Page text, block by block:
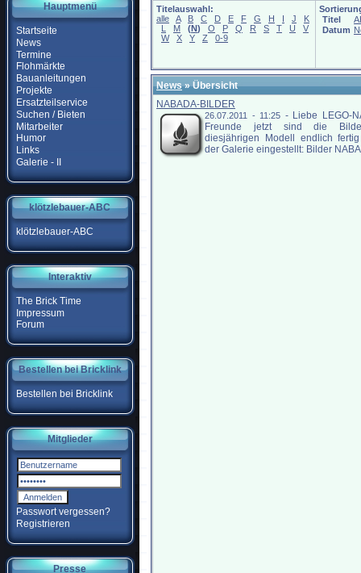
Hauptmenü
Startseite
News
Termine
Flohmärkte
Bauanleitungen
Projekte
Ersatzteilservice
Suchen / Bieten
Mitarbeiter
Humor
Links
Galerie - II
klötzlebauer-ABC
klötzlebauer-ABC
Interaktiv
The Brick Time
Impressum
Forum
Bestellen bei Bricklink
Bestellen bei Bricklink
Mitglieder
Passwort vergessen?
Registrieren
Presse
Titelauswahl:
alle
A B C D E F G H I J
K
L
M (N) O P Q R S T U
V
W
X Y Z 0-9
Titel
Datum
News» Übersicht
NABADA-BILDER
26.07.2011 - 11:25 - Liebe LEGO-
Freunde jetzt sind die
diesjährigen Modell endlich
der Galerie eingestellt: Bilder